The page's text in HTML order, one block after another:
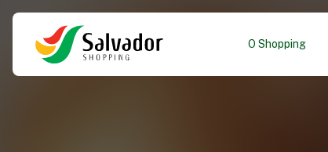
O Shopping